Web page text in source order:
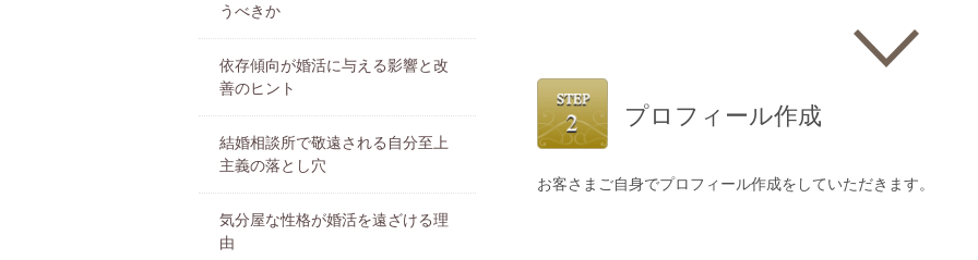
プロフィール作成
お客さまご自身でプロフィール作成をしていただきます。
うべきか
依存傾向が婚活に与える影響と改
善のヒント
結婚相談所で敬遠される自分至上
主義の落とし穴
気分屋な性格が婚活を遠ざける理
由